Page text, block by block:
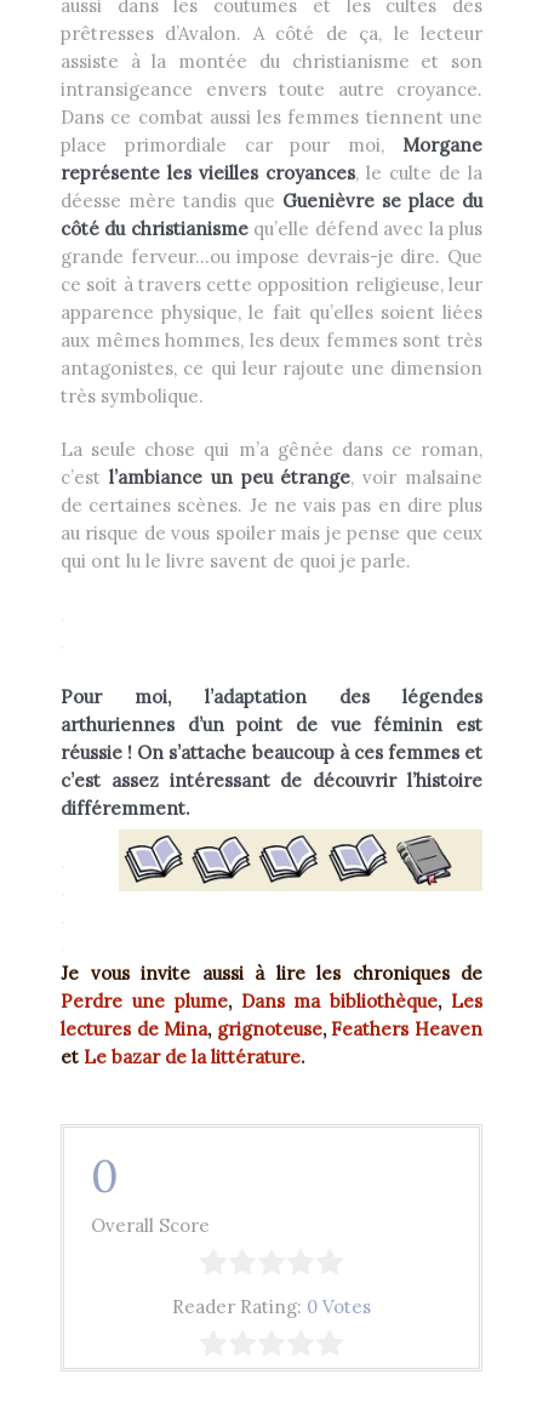
aussi dans les coutumes et les cultes des
prêtresses d’Avalon. A côté de ça, le lecteur
assiste à la montée du christianisme et son
intransigeance envers toute autre croyance.
Dans ce combat aussi les femmes tiennent une
place primordiale car pour moi, Morgane
représente les vieilles croyances, le culte de la
déesse mère tandis que Guenièvre se place du
côté du christianismequ’elle défend avec la plus
grande ferveur…ou impose devrais-je dire. Que
ce soit à travers cette opposition religieuse, leur
apparence physique, le fait qu’elles soient liées
aux mêmes hommes, les deux femmes sont très
antagonistes, ce qui leur rajoute une dimension
très symbolique.
La seule chose qui m’a gênée dans ce roman,
c’est l’ambiance un peu étrange, voir malsaine
de certaines scènes. Je ne vais pas en dire plus
au risque de vous spoiler mais je pense que ceux
qui ont lu le livre savent de quoi je parle.
.
.
Pour moi, l’adaptation des légendes
arthuriennes d’un point de vue féminin est
réussie ! On s’attache beaucoup à ces femmes et
c’est assez intéressant de découvrir l’histoire
différemment.
.
.
.
.
Je vous invite aussi à lire les chroniques de
Perdre une plume, Dans ma bibliothèque, Les
lectures de Mina, grignoteuse, Feathers Heaven
et Le bazar de la littérature.
0
Overall Score
Reader Rating: 0 Votes